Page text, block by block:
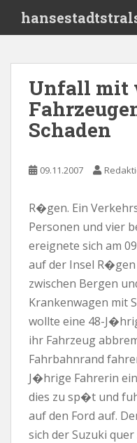
i
Unfall mit
Schaden
09.11.2007
R�gen. Ein
Personen und vier
ereignete sich am
auf der Insel
zwischen Bergen
Krankenwagen mit
wollte eine 48-
ihr Fahrzeug
Fahrbahnrand
J�hrige Fahrerin
dies zu sp�t und
auf den Ford auf.
sich der Suzuki